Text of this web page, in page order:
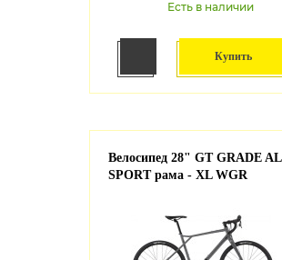
Есть в наличии
Купить
Велосипед 28" GT GRADE AL
SPORT рама - XL WGR